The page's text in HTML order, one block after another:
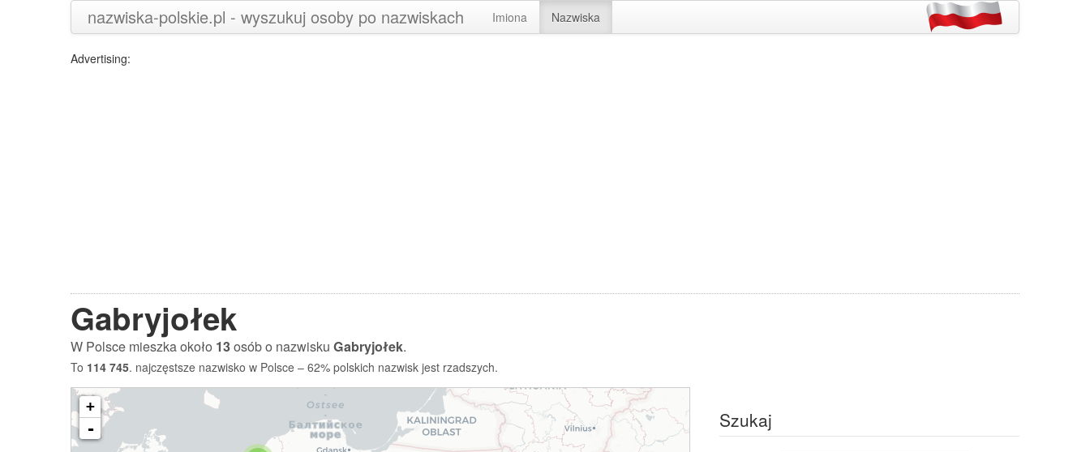
nazwiska-polskie.pl - wyszukuj osoby po nazwiskach Imiona Nazwiska
Advertising:
Gabryjołek
W Polsce mieszka około 13osób o nazwisku Gabryjołek.
To 114 745. najczęstsze nazwisko w Polsce – 62% polskich nazwisk jest rzadszych.
+
- Szukaj